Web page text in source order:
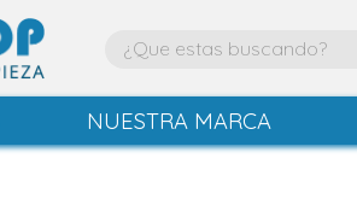
NUESTRA MARCA